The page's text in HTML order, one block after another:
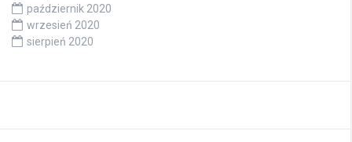
październik 2020
wrzesień 2020
sierpień 2020